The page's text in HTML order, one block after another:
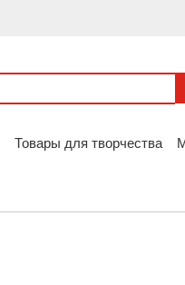
Товары для творчества